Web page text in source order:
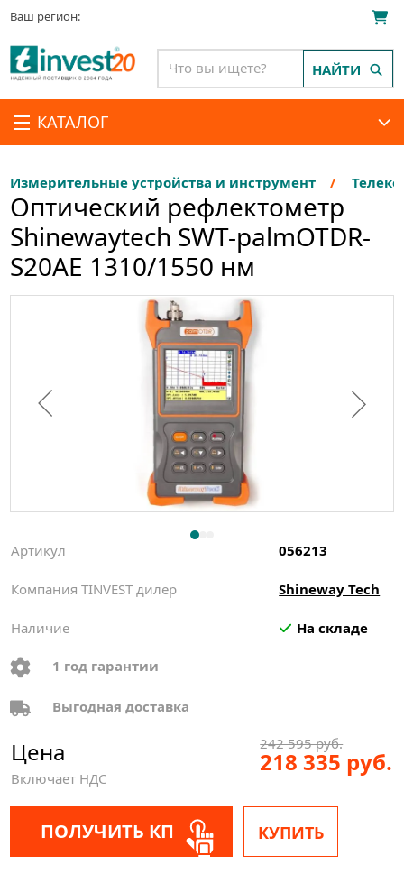
Ваш регион:
КАТАЛОГ
НАЙТИ
Измерительные устройства и инструмент
Оптический рефлектометр
Shinewaytech SWT-palmOTDR-
S20AE 1310/1550 нм
Артикул 056213
Компания TINVEST дилер Shineway Tech
Наличие На складе
1 год гарантии
Выгодная доставка
Цена
Включает НДС
242 595 руб.
218 335 руб.
ПОЛУЧИТЬ КП КУПИТЬ